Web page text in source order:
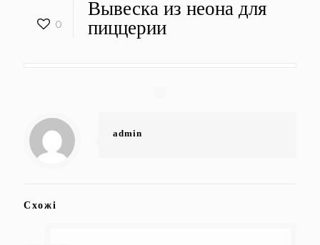
0
Вывеска из неона для
пиццерии
admin
Схожі